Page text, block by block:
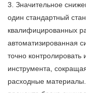
3. Значительное
один стандартный
квалифицированных
автоматизированная
точно контролировать
инструмента,
расходные